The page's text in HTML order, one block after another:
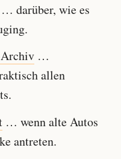
darüber, wie es
…
allen
… wenn alte Autos
antreten.